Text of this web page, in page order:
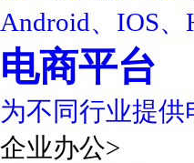
Android、IOS
电商平台
为不同行业提
企业办公>